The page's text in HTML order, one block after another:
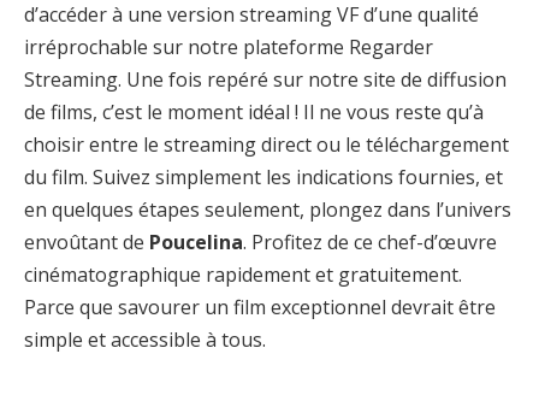
d’accéder à une version streaming VF d’une qualité
irréprochable sur notre plateforme Regarder
Streaming. Une fois repéré sur notre site de diffusion
de films, c’est le moment idéal ! Il ne vous reste qu’à
choisir entre le streaming direct ou le téléchargement
du film. Suivez simplement les indications fournies, et
en quelques étapes seulement, plongez dans l’univers
envoûtant de Poucelina. Profitez de ce chef-d’œuvre
cinématographique rapidement et gratuitement.
Parce que savourer un film exceptionnel devrait être
simple et accessible à tous.